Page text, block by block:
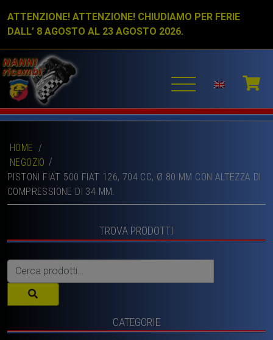
ATTENZIONE! ATTENZIONE! CHIUDIAMO PER FERIE
DALL’ 8 AGOSTO AL 23 AGOSTO 2026.
HOME /
NEGOZIO
PISTONI FIAT 500 FIAT 126, 704 CC, Ø 80 MM CON ALTEZZA DI
COMPRESSIONE DI 34 MM.
TROVA PRODOTTI
Cerca:
CATEGORIE